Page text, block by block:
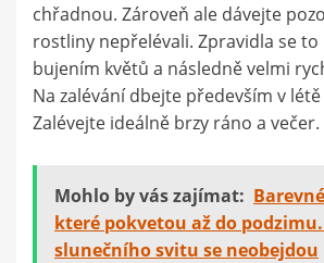
chřadnou. Zároveň ale dávejte
rostliny nepřelévali. Zpravidla se
bujením květů a následně velmi
Na zalévání dbejte především v
Zalévejte ideálně brzy ráno a večer.
Mohlo by vás zajímat:
které pokvetou až do podzimu.
slunečního svitu se neobejdou